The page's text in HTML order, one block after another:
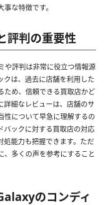
な特徴です。
評判の重要性
や評判は非常に役立つ情報源
クは、過去に店舗を利用した
ため、信頼できる買取店かど
詳細なレビューは、店舗のサ
性について早急に理解するの
バックに対する買取店の対応
処能力も把握できます。ただ
、多くの声を参考にすること
のコンディ